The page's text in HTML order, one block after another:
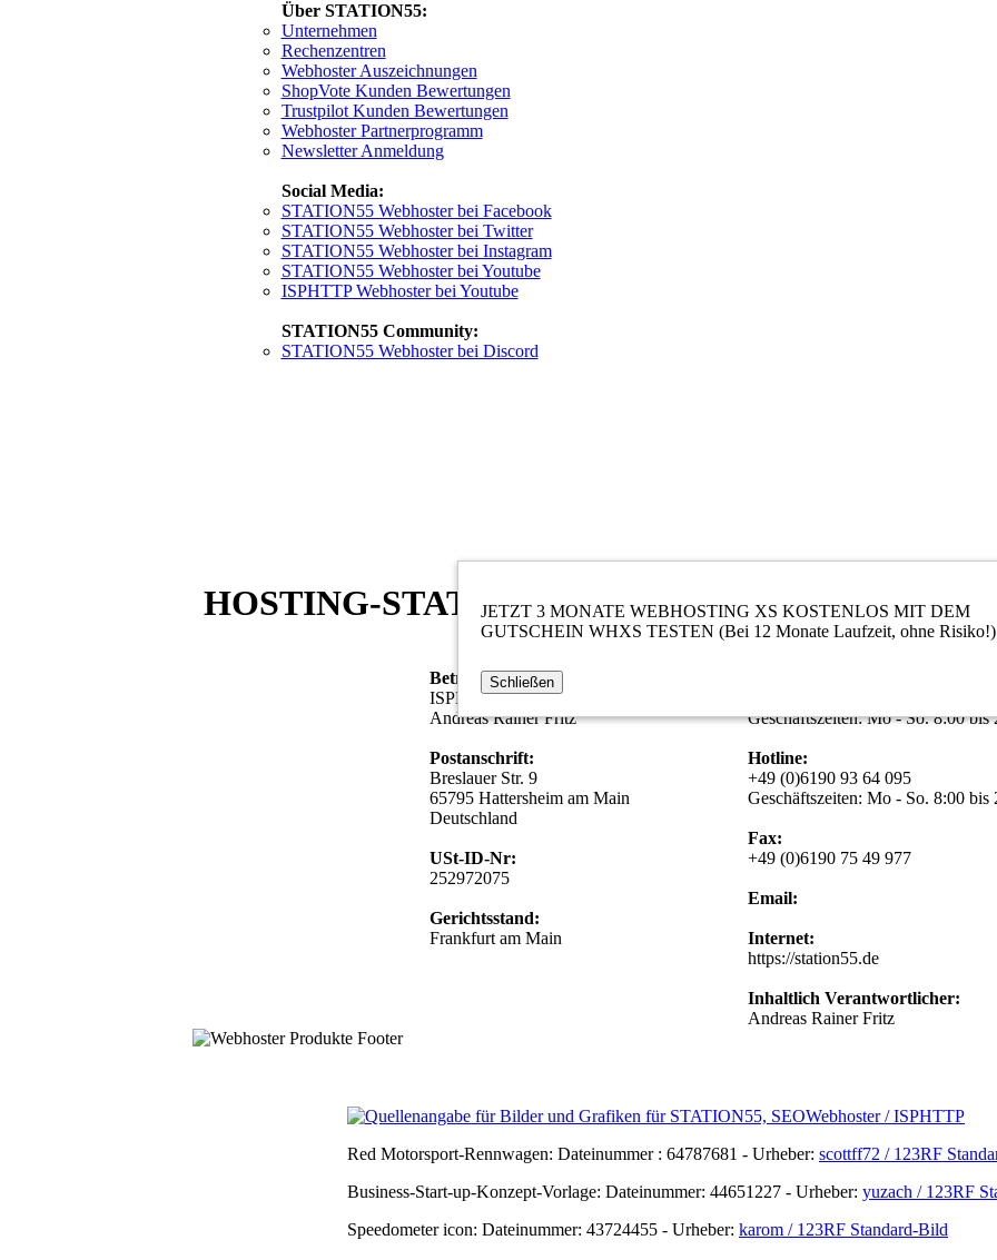
JETZT 3 MONATE WEBHOSTING XS KOSTENLOS MIT DEM
GUTSCHEIN WHXS TESTEN (Bei 12 Monate Laufzeit, ohne Risiko!)
Schließen
Über STATION55:
Unternehmen
Rechenzentren
Webhoster Auszeichnungen
ShopVote Kunden Bewertungen
Trustpilot Kunden Bewertungen
Webhoster Partnerprogramm
Newsletter Anmeldung
Social Media:
STATION55 Webhoster bei Facebook
STATION55 Webhoster bei Twitter
STATION55 Webhoster bei Instagram
STATION55 Webhoster bei Youtube
ISPHTTP Webhoster bei Youtube
STATION55 Community:
STATION55 Webhoster bei Discord
HOSTING-STATION55 WEBHOSTING -
Betreiber:
ISPHTTP HOSTING-STATION55
Andreas Rainer Fritz
Postanschrift:
Breslauer Str. 9
65795 Hattersheim am Main
Deutschland
USt-ID-Nr:
252972075
Gerichtsstand:
Frankfurt am Main
Geschäftszeiten: Mo - So. 8:00 bis
Hotline:
+49 (0)6190 93 64 095
Geschäftszeiten: Mo - So. 8:00 bis
Fax:
+49 (0)6190 75 49 977
Email:
Internet:
https://station55.de
Inhaltlich Verantwortlicher:
Andreas Rainer Fritz
Red Motorsport-Rennwagen: Dateinummer : 64787681 - Urheber: scottff72 / 123RF
Business-Start-up-Konzept-Vorlage: Dateinummer: 44651227 - Urheber: yuzach / 123RF
Speedometer icon: Dateinummer: 43724455 - Urheber: karom / 123RF Standard-Bild